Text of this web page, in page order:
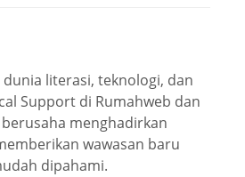
literasi, teknologi, dan
Support di Rumahweb dan
menghadirkan
wawasan baru
dipahami.